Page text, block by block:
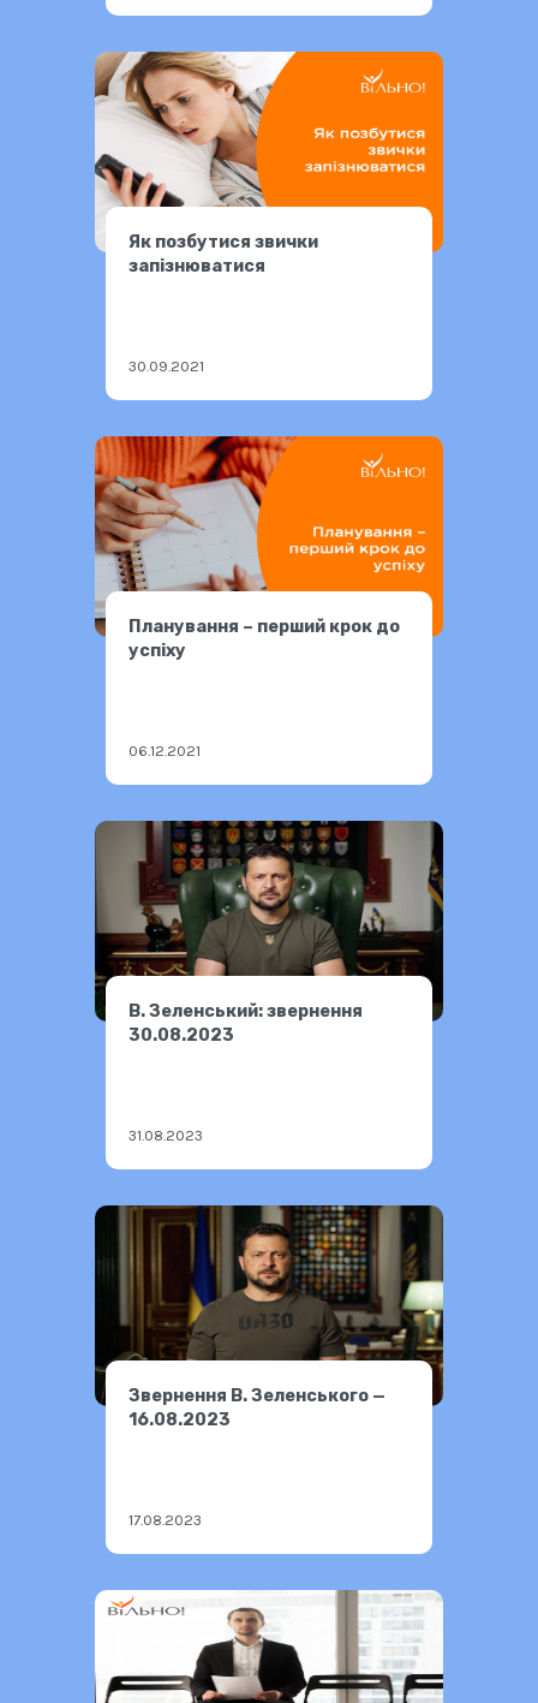
Як позбутися звички
запізнюватися
30.09.2021
Планування – перший крок до
успіху
06.12.2021
В. Зеленський: звернення
30.08.2023
31.08.2023
Звернення В. Зеленського —
16.08.2023
17.08.2023